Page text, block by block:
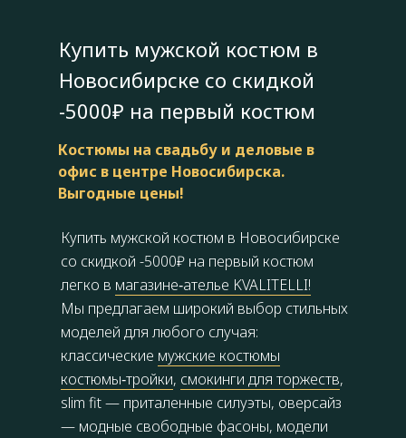
Купить мужской костюм в
Новосибирске со скидкой
-5000₽ на первый костюм
Купить мужской костюм в Новосибирске
со скидкой -5000₽ на первый костюм
легко в магазине‑ателье KVALITELLI!
Мы предлагаем широкий выбор стильных
моделей для любого случая:
классические мужские костюмы
костюмы‑тройки, смокинги для торжеств,
slim fit — приталенные силуэты, оверсайз
— модные свободные фасоны, модели
Костюмы на свадьбу и деловые в
офис в центре Новосибирска.
Выгодные цены!